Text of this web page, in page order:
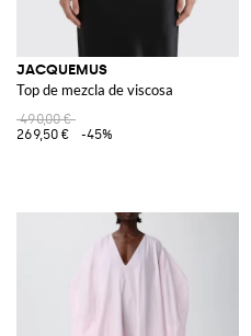
JACQUEMUS
Top de mezcla de viscosa
490,00 €
269,50 €
-45%